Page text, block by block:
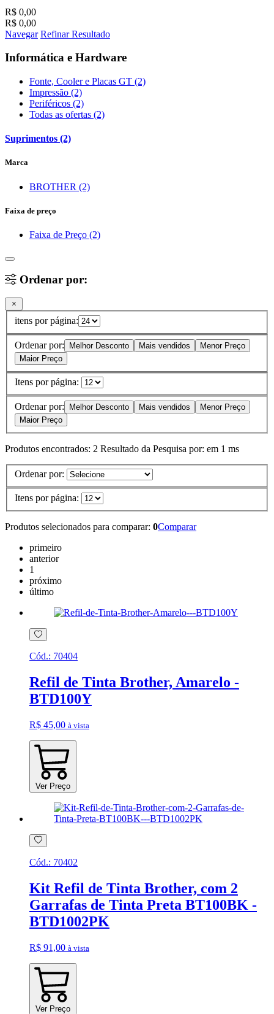
R$ 0,00
R$ 0,00
Navegar Refinar Resultado
Informática e Hardware
Fonte, Cooler e Placas GT (2)
Impressão (2)
Periféricos (2)
Todas as ofertas (2)
Suprimentos (2)
Marca
BROTHER (2)
Faixa de preço
Faixa de Preço (2)
Ordenar por:
itens por página:
Ordenar por: Melhor Desconto Mais vendidos
Menor Preço
Maior Preço
Itens por página:
Ordenar por: Melhor Desconto Mais vendidos
Menor Preço
Maior Preço
Produtos encontrados: 2 Resultado da Pesquisa por: em 1 ms
Ordenar por:
Itens por página:
Produtos selecionados para comparar: 0Comparar
primeiro
anterior
1
próximo
último
Cód.: 70404
Refil de Tinta Brother, Amarelo -
BTD100Y
R$ 45,00 à vista
Ver Preço
Cód.: 70402
Kit Refil de Tinta Brother, com 2
Garrafas de Tinta Preta BT100BK -
BTD1002PK
R$ 91,00 à vista
Ver Preço